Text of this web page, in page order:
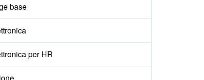
base
per HR